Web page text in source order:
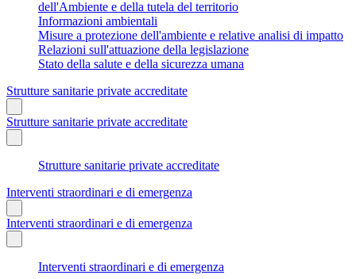
dell'Ambiente e della tutela del territorio
Informazioni ambientali
Misure a protezione dell'ambiente e relative analisi di impatto
Relazioni sull'attuazione della legislazione
Stato della salute e della sicurezza umana
Strutture sanitarie private accreditate
Strutture sanitarie private accreditate
Strutture sanitarie private accreditate
Interventi straordinari e di emergenza
Interventi straordinari e di emergenza
Interventi straordinari e di emergenza